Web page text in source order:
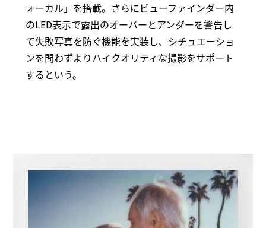
ォーカル」を搭載。さらにビューファインダー内
のLED表示で露出のオーバーとアンダーを警告し
て失敗写真を防ぐ機能を実装し、シチュエーショ
ンを問わずよりハイクオリティな撮影をサポート
するという。